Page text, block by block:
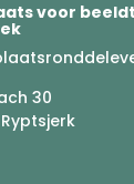
voor
30